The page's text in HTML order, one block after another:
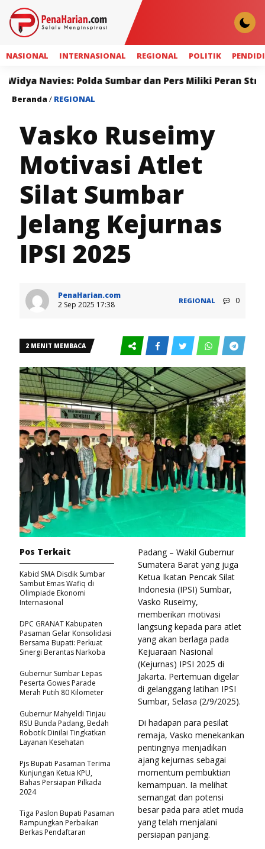
NASIONAL INTERNASIONAL REGIONAL POLITIK
Polda Sumbar dan Pers Miliki Peran Strategis
Beranda / REGIONAL
Vasko Ruseimy
Motivasi Atlet
Silat Sumbar
Jelang Kejurnas
IPSI 2025
PenaHarian.com
2 Sep 2025 17:38
REGIONAL 0
2 MENIT MEMBACA
Padang – Wakil Gubernur
Sumatera Barat yang juga
Ketua Ikatan Pencak Silat
Indonesia (IPSI) Sumbar,
Vasko Ruseimy,
memberikan motivasi
langsung kepada para atlet
yang akan berlaga pada
Kejuaraan Nasional
(Kejurnas) IPSI 2025 di
Jakarta. Pertemuan digelar
di gelanggang latihan IPSI
Sumbar, Selasa (2/9/2025).
Di hadapan para pesilat
remaja, Vasko menekankan
pentingnya menjadikan
ajang kejurnas sebagai
momentum pembuktian
kemampuan. Ia melihat
semangat dan potensi
besar pada para atlet muda
yang telah menjalani
persiapan panjang.
Pos Terkait
Kabid SMA Disdik Sumbar
Sambut Emas Wafiq di
Olimpiade Ekonomi
Internasional
DPC GRANAT Kabupaten
Pasaman Gelar Konsolidasi
Bersama Bupati: Perkuat
Sinergi Berantas Narkoba
Gubernur Sumbar Lepas
Peserta Gowes Parade
Merah Putih 80 Kilometer
Gubernur Mahyeldi Tinjau
RSU Bunda Padang, Bedah
Robotik Dinilai Tingkatkan
Layanan Kesehatan
Pjs Bupati Pasaman Terima
Kunjungan Ketua KPU,
Bahas Persiapan Pilkada
2024
Tiga Paslon Bupati Pasaman
Rampungkan Perbaikan
Berkas Pendaftaran